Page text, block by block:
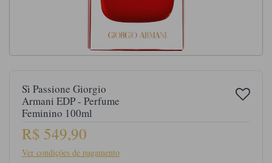
Sì Passione Giorgio
Armani EDP - Perfume
Feminino 100ml
R$ 549,90
Ver condições de pagamento